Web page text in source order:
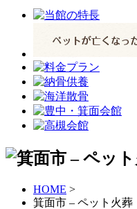
HOME >
箕面市 – ペット火